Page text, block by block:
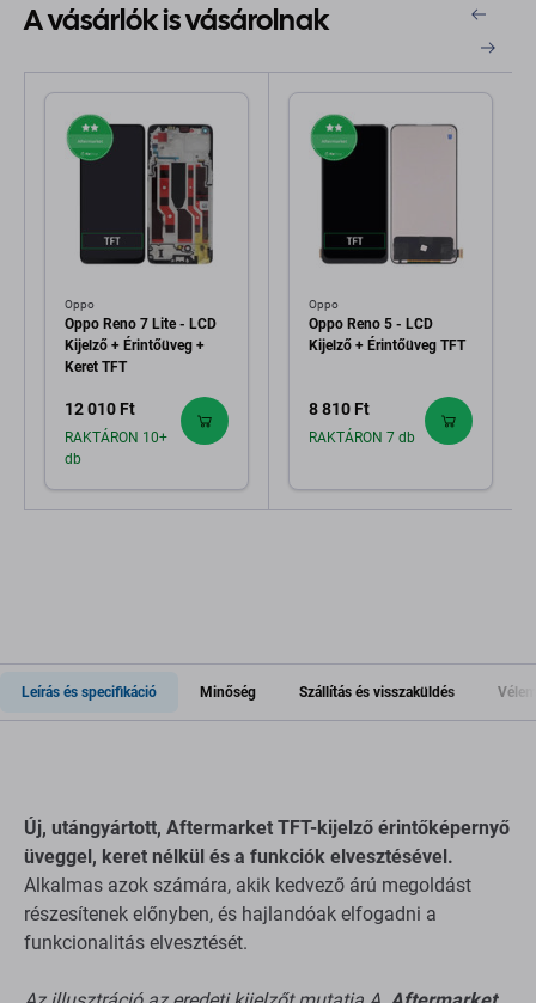
A vásárlók is vásárolnak
Oppo
Oppo Reno 7 Lite - LCD
Kijelző + Érintőüveg +
Keret TFT
12 010 Ft
RAKTÁRON 10+
db
Oppo
Oppo Reno 5 - LCD
Kijelző + Érintőüveg TFT
8 810 Ft
RAKTÁRON 7 db
Leírás és specifikáció Minőség Szállítás és visszaküldés
Új, utángyártott, Aftermarket TFT-kijelző érintőképernyő
üveggel, keret nélkül és a funkciók elvesztésével.
Alkalmas azok számára, akik kedvező árú megoldást
részesítenek előnyben, és hajlandóak elfogadni a
funkcionalitás elvesztését.